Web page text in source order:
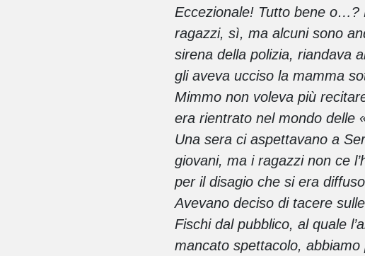
Eccezionale! Tutto bene o…?
ragazzi, sì, ma alcuni sono
sirena della polizia, riandava
gli aveva ucciso la mamma
Mimmo non voleva più
era rientrato nel mondo delle
Una sera ci aspettavano a
giovani, ma i ragazzi non ce
per il disagio che si era
Avevano deciso di tacere
Fischi dal pubblico, al quale
mancato spettacolo,